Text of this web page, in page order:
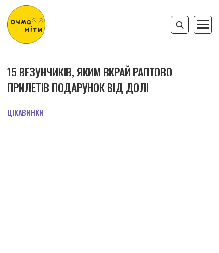
15 ВЕЗУНЧИКІВ, ЯКИМ ВКРАЙ РАПТОВО
ПРИЛЕТІВ ПОДАРУНОК ВІД ДОЛІ
ЦІКАВИНКИ